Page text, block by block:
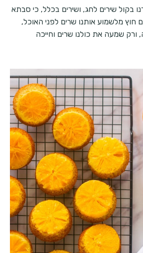
בקול שירים לחג, ושירים בכלל, כי סבתא
מלשמוע אותנו שרים לפני האוכל,
ורק שמעה את כולנו שרים וחייכה